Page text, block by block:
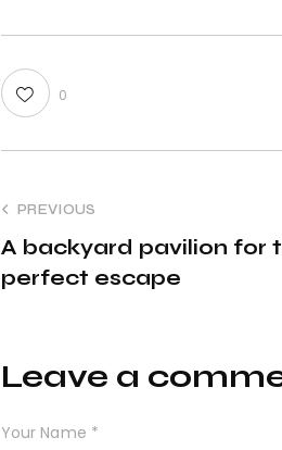
0
PREVIOUS
A backyard pavilion for
perfect escape
Leave a